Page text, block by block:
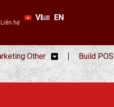
Liên hệ
VI EN
Other Build POS